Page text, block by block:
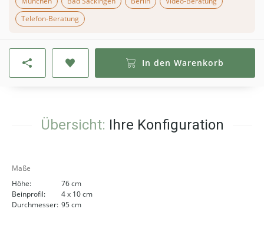
Telefon-Beratung
In den Warenkorb
Übersicht: Ihre Konfiguration
Maße
Höhe:
76 cm
Beinprofil:
4 x 10 cm
Durchmesser: 95 cm